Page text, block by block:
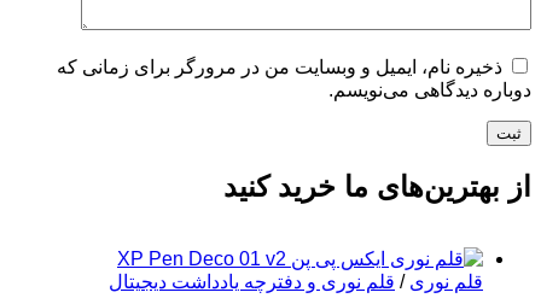
ذخیره نام، ایمیل و وبسایت من در مرورگر برای زمانی که
دوباره دیدگاهی می‌نویسم.
ثبت
از بهترین‌های ما خرید کنید
قلم نوری / قلم نوری و دفترچه یادداشت دیجیتال